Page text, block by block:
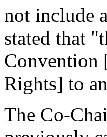
not include
stated that
Convention
Rights] to
The Co-